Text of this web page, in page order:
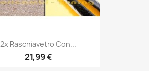
2x Raschiavetro Con...
21,99 €